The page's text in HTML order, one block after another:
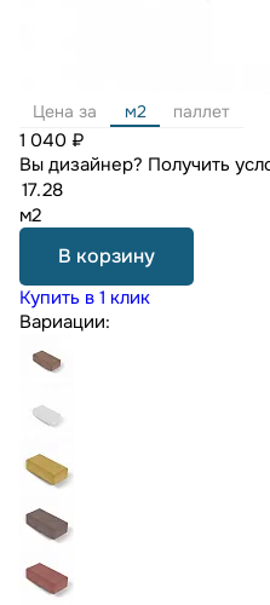
Цена за м2 паллет
1 040 ₽
Вы дизайнер? Получить
м2
В корзину
Купить в 1 клик
Вариации: